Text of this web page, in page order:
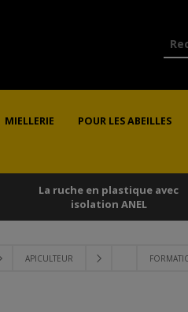
MIELLERIE POUR LES ABEILLES
La ruche en plastique avec
isolation ANEL
APICULTEUR